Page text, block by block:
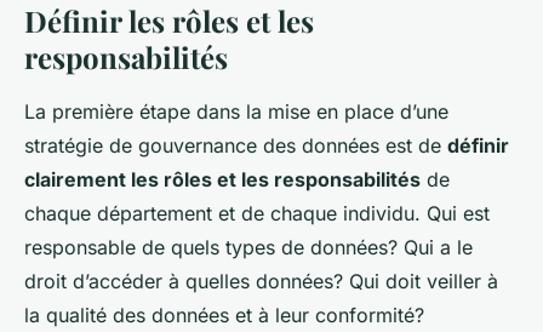
Définir les rôles et les
responsabilités
La première étape dans la mise en place d’une
stratégie de gouvernance des données est de définir
clairement les rôles et les responsabilités de
chaque département et de chaque individu. Qui est
responsable de quels types de données? Qui a le
droit d’accéder à quelles données? Qui doit veiller à
la qualité des données et à leur conformité?